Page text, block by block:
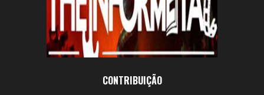
CONTRIBUIÇÃO